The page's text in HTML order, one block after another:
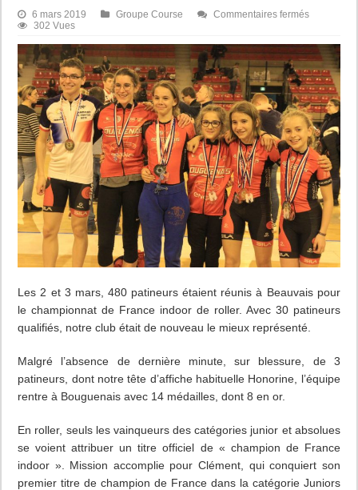
6 mars 2019 Groupe Course Commentaires ferméssur
de
rentrent
de
Beauvais
avec
14
médailles
!
302 Vues
Les 2 et 3 mars, 480 patineurs étaient réunis à Beauvais pour
le championnat de France indoor de roller. Avec 30 patineurs
qualifiés, notre club était de nouveau le mieux représenté.
Malgré l’absence de dernière minute, sur blessure, de 3
patineurs, dont notre tête d’affiche habituelle Honorine, l’équipe
rentre à Bouguenais avec 14 médailles, dont 8 en or.
En roller, seuls les vainqueurs des catégories junior et absolues
se voient attribuer un titre officiel de « champion de France
indoor ». Mission accomplie pour Clément, qui conquiert son
premier titre de champion de France dans la catégorie Juniors